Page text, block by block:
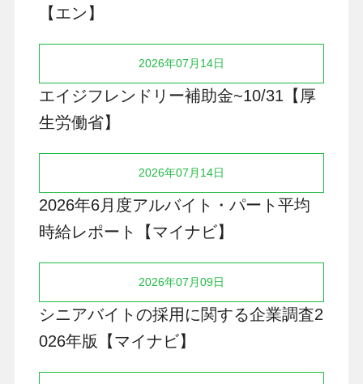
【エン】
2026年07月14日
エイジフレンドリー補助金~10/31【厚
生労働省】
2026年07月14日
2026年6月度アルバイト・パート平均
時給レポート【マイナビ】
2026年07月09日
シニアバイトの採用に関する企業調査2
026年版【マイナビ】